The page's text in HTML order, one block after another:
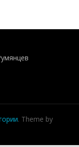
. Theme by